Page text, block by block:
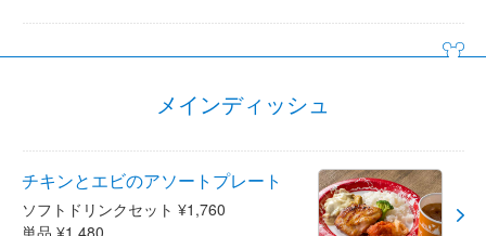
メインディッシュ
チキンとエビのアソートプレート
ソフトドリンクセット ¥1,760
単品 ¥1,480